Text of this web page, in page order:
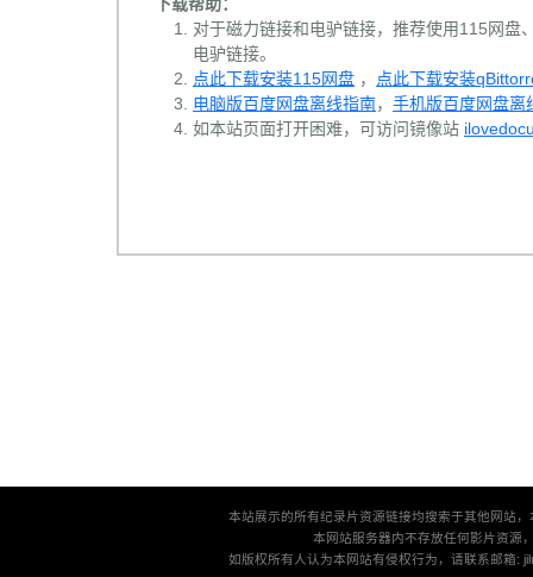
对于磁力链接和电驴链接，推荐使用115网盘
电驴链接。
点此下载安装115网盘 ，
点此下载安装
电脑版百度网盘离线指南， 手机版百度网盘离
如本站页面打开困难，可访问镜像站
本站展示的所有纪录片资源链接均搜索于其他网站
本网站服务器内不存放任何影片资源
如版权所有人认为本网站有侵权行为，请联系邮箱: